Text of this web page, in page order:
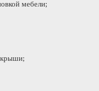
мебели;
крыши;